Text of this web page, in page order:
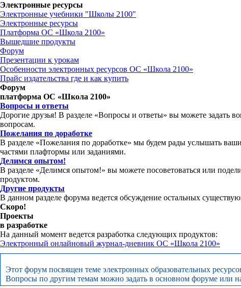
Электронные ресурсы
Электронные учебники "Школы 2100"
Электронные ресурсы
Платформа ОС «Школа 2100»
Вышедшие продукты
Форум
Презентации к урокам
Особенности электронных ресурсов ОС «Школа 2100»
Прайс издательства где и как купить
Форум
платформа ОС «Школа 2100»
Вопросы и ответы
Дорогие друзья! В разделе «Вопросы и ответы» вы можете задать
вопросам.
Пожелания по доработке
В разделе «Пожелания по доработке» мы будем рады услышать
частями плафтормы или заданиями.
Делимся опытом!
В разделе «Делимся опытом!» вы можете посоветоваться или
продуктом.
Другие продукты
В данном разделе форума ведется обсуждение остальных
Скоро!
Проекты
в разработке
На данный момент ведется разработка следующих продуктов:
Электронный онлайновый журнал-дневник ОС «Школа 2100»
Этот форум посвящен теме электронных образовательных
Вопросы по другим темам можно задать в основном форуме или